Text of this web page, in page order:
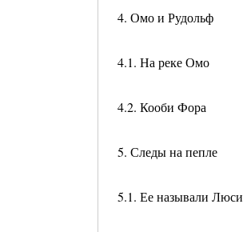
4. Омо и Рудольф
4.1. На реке Омо
4.2. Кооби Фора
5. Следы на пепле
5.1. Ее называли Люси